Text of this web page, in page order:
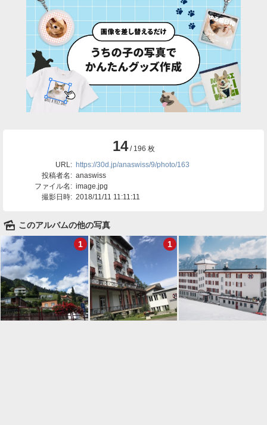
14/ 196 枚
URL: https://30d.jp/anaswiss/9/photo/163
投稿者名: anaswiss
ファイル名: image.jpg
撮影日時: 2018/11/11 11:11:11
🌄 このアルバムの他の写真
1
1